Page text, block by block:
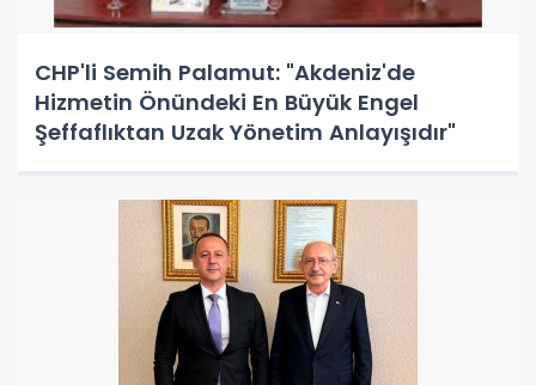
CHP'li Semih Palamut: "Akdeniz'de
Hizmetin Önündeki En Büyük Engel
Şeffaflıktan Uzak Yönetim Anlayışıdır"